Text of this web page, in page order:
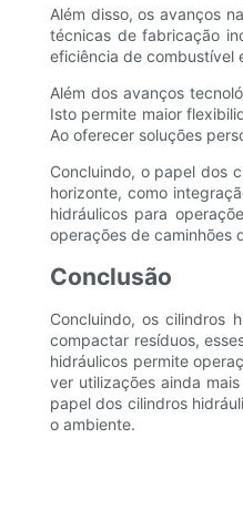
Além disso, os avanços
técnicas de fabricação
eficiência de combustível
Além dos avanços
Isto permite maior
Ao oferecer soluções
Concluindo, o papel dos
horizonte, como
hidráulicos para
operações de caminhões
Conclusão
Concluindo, os cilindros
compactar resíduos,
hidráulicos permite
ver utilizações ainda
papel dos cilindros
o ambiente.